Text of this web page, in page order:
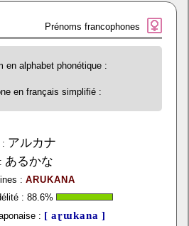
Prénoms francophones
en alphabet phonétique :
en français simplifié :
アルカナ
あるかな
: ARUKANA
: 88.6%
: [ aɽɯkana ]